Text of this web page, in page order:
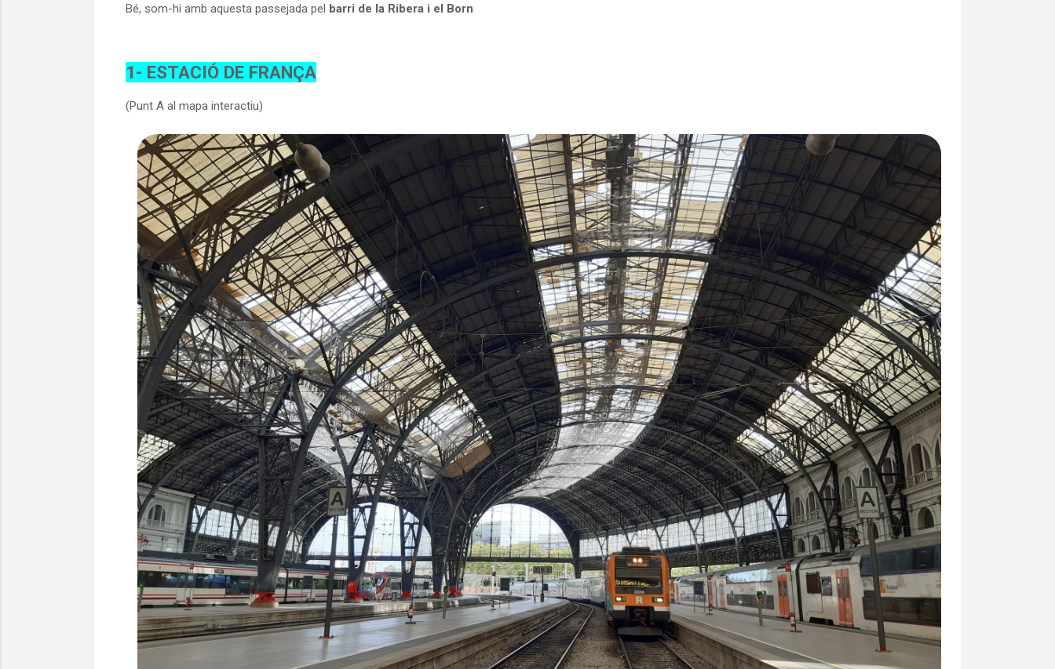
Bé, som-hi amb aquesta passejada pel barri de la Ribera i el Born
1- ESTACIÓ DE FRANÇA
(Punt A al mapa interactiu)